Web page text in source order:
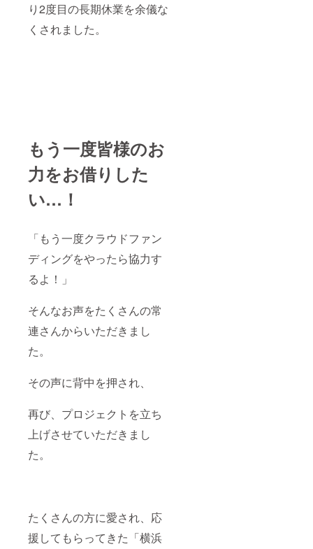
り2度目の長期休業を余儀な
くされました。
もう一度皆様のお
力をお借りした
い…！
「もう一度クラウドファン
ディングをやったら協力す
るよ！」
そんなお声をたくさんの常
連さんからいただきまし
た。
その声に背中を押され、
再び、プロジェクトを立ち
上げさせていただきまし
た。
たくさんの方に愛され、応
援してもらってきた「横浜